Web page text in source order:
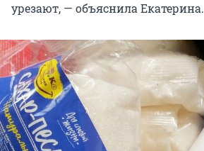
урезают, — объяснила Екатерина.